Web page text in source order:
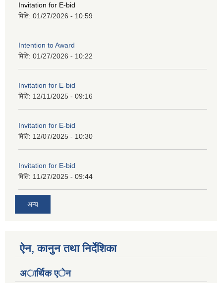
Invitation for E-bid
मिति: 01/27/2026 - 10:59
Intention to Award
मिति: 01/27/2026 - 10:22
Invitation for E-bid
मिति: 12/11/2025 - 09:16
Invitation for E-bid
मिति: 12/07/2025 - 10:30
Invitation for E-bid
मिति: 11/27/2025 - 09:44
अन्य
ऐन, कानुन तथा निर्देशिका
अार्थिक एेन